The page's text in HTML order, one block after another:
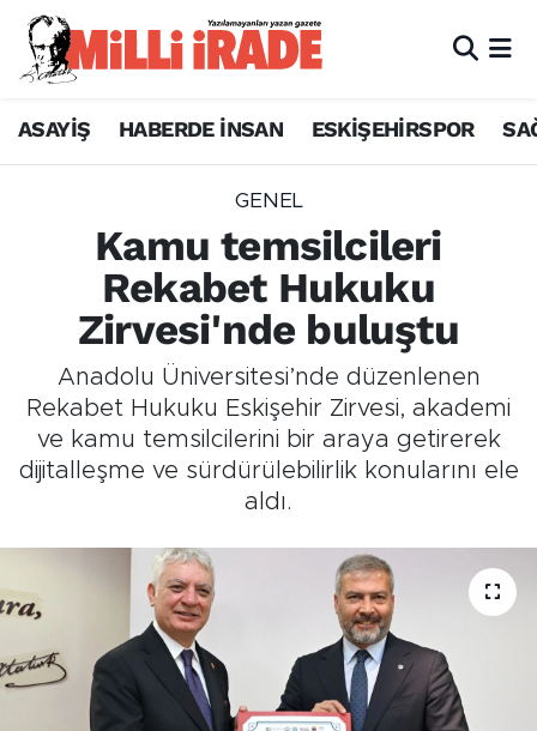
ASAYİŞ HABERDE İNSAN ESKİŞEHİRSPOR
GENEL
Kamu temsilcileri
Rekabet Hukuku
Zirvesi'nde buluştu
Anadolu Üniversitesi’nde düzenlenen
Rekabet Hukuku Eskişehir Zirvesi, akademi
ve kamu temsilcilerini bir araya getirerek
dijitalleşme ve sürdürülebilirlik konularını ele
aldı.